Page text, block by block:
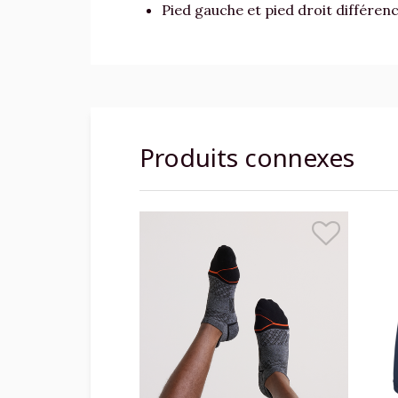
Pied gauche et pied droit
Produits connexes